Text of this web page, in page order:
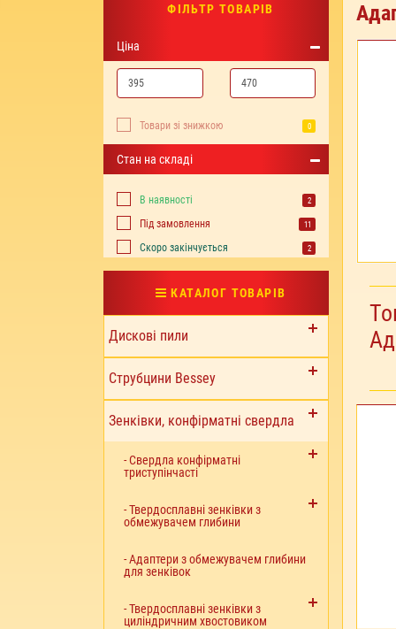
ФІЛЬТР ТОВАРІВ
Ціна
Товари зі знижкою 0
Стан на складі
В наявності 2
Під замовлення 11
Cкоро закінчується 2
КАТАЛОГ ТОВАРІВ
Дискові пили
Струбцини Bessey
Зенківки, конфірматні свердла
- Свердла конфірматні
триступінчасті
- Твердосплавні зенківки з
обмежувачем глибини
- Адаптери з обмежувачем глибини
для зенківок
- Твердосплавні зенківки з
циліндричним хвостовиком